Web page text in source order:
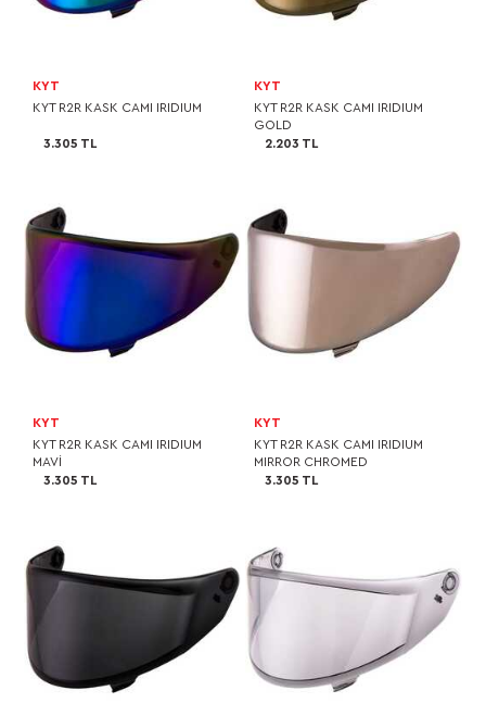
KYT
KYT R2R KASK CAMI IRIDIUM
3.305 TL
KYT
KYT R2R KASK CAMI IRIDIUM
GOLD
2.203 TL
KYT
KYT R2R KASK CAMI IRIDIUM
MAVİ
3.305 TL
KYT
KYT R2R KASK CAMI IRIDIUM
MIRROR CHROMED
3.305 TL